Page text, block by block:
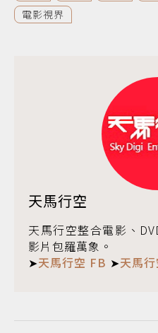
電影視界
天馬行空
天馬行空整合電影、
影片包羅萬象。
➤天馬行空 FB ➤天馬